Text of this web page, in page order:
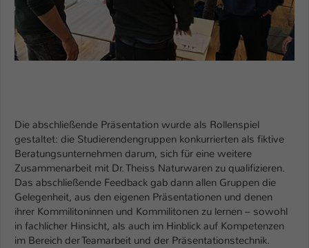
Die abschließende Präsentation wurde als Rollenspiel
gestaltet: die Studierendengruppen konkurrierten als fiktive
Beratungsunternehmen darum, sich für eine weitere
Zusammenarbeit mit Dr. Theiss Naturwaren zu qualifizieren.
Das abschließende Feedback gab dann allen Gruppen die
Gelegenheit, aus den eigenen Präsentationen und denen
ihrer Kommilitoninnen und Kommilitonen zu lernen – sowohl
in fachlicher Hinsicht, als auch im Hinblick auf Kompetenzen
im Bereich der Teamarbeit und der Präsentationstechnik.